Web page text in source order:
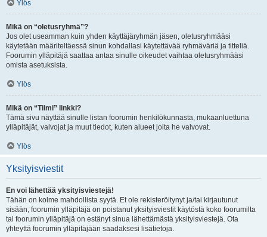
Ylös
Mikä on “oletusryhmä”?
Jos olet useamman kuin yhden käyttäjäryhmän jäsen, oletusryhmääsi
käytetään määriteltäessä sinun kohdallasi käytettävää ryhmäväriä ja titteliä.
Foorumin ylläpitäjä saattaa antaa sinulle oikeudet vaihtaa oletusryhmääsi
omista asetuksista.
Ylös
Mikä on “Tiimi” linkki?
Tämä sivu näyttää sinulle listan foorumin henkilökunnasta, mukaanluettuna
ylläpitäjät, valvojat ja muut tiedot, kuten alueet joita he valvovat.
Ylös
Yksityisviestit
En voi lähettää yksityisviestejä!
Tähän on kolme mahdollista syytä. Et ole rekisteröitynyt ja/tai kirjautunut
sisään, foorumin ylläpitäjä on poistanut yksityisviestit käytöstä koko foorumilta
tai foorumin ylläpitäjä on estänyt sinua lähettämästä yksityisviestejä. Ota
yhteyttä foorumin ylläpitäjään saadaksesi lisätietoja.